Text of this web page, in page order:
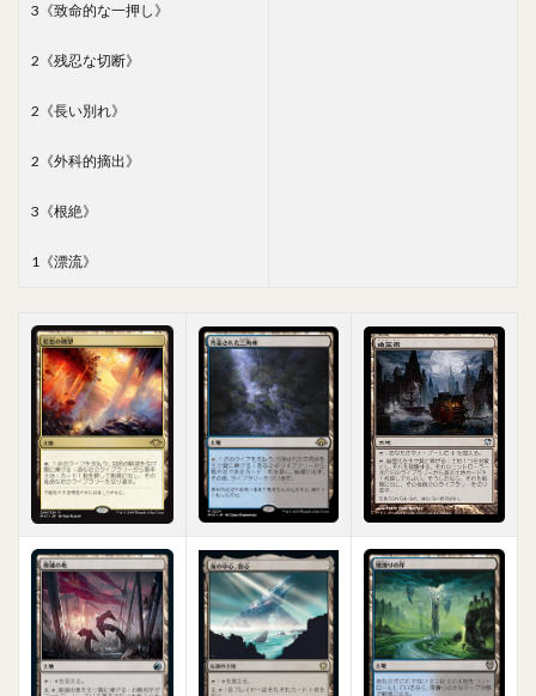
3《致命的な一押し》
2《残忍な切断》
2《長い別れ》
2《外科的摘出》
3《根絶》
1《漂流》